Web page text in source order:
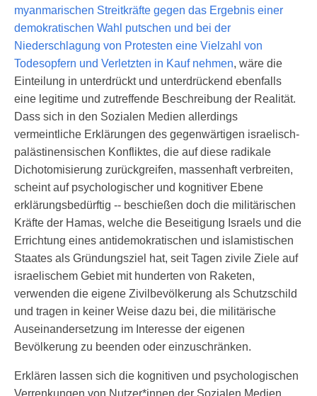
myanmarischen Streitkräfte gegen das Ergebnis einer
demokratischen Wahl putschen und bei der
Niederschlagung von Protesten eine Vielzahl von
Todesopfern und Verletzten in Kauf nehmen, wäre die
Einteilung in unterdrückt und unterdrückend ebenfalls
eine legitime und zutreffende Beschreibung der Realität.
Dass sich in den Sozialen Medien allerdings
vermeintliche Erklärungen des gegenwärtigen israelisch-
palästinensischen Konfliktes, die auf diese radikale
Dichotomisierung zurückgreifen, massenhaft verbreiten,
scheint auf psychologischer und kognitiver Ebene
erklärungsbedürftig -- beschießen doch die militärischen
Kräfte der Hamas, welche die Beseitigung Israels und die
Errichtung eines antidemokratischen und islamistischen
Staates als Gründungsziel hat, seit Tagen zivile Ziele auf
israelischem Gebiet mit hunderten von Raketen,
verwenden die eigene Zivilbevölkerung als Schutzschild
und tragen in keiner Weise dazu bei, die militärische
Auseinandersetzung im Interesse der eigenen
Bevölkerung zu beenden oder einzuschränken.
Erklären lassen sich die kognitiven und psychologischen
Verrenkungen von Nutzer*innen der Sozialen Medien,